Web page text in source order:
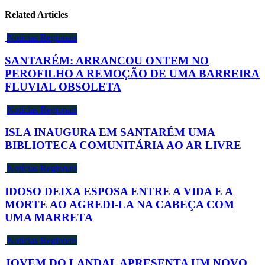
Related Articles
Notícias Regionais
SANTARÉM: ARRANCOU ONTEM NO
PEROFILHO A REMOÇÃO DE UMA BARREIRA
FLUVIAL OBSOLETA
Notícias Regionais
ISLA INAUGURA EM SANTARÉM UMA
BIBLIOTECA COMUNITÁRIA AO AR LIVRE
Notícias Regionais
IDOSO DEIXA ESPOSA ENTRE A VIDA E A
MORTE AO AGREDI-LA NA CABEÇA COM
UMA MARRETA
Notícias Regionais